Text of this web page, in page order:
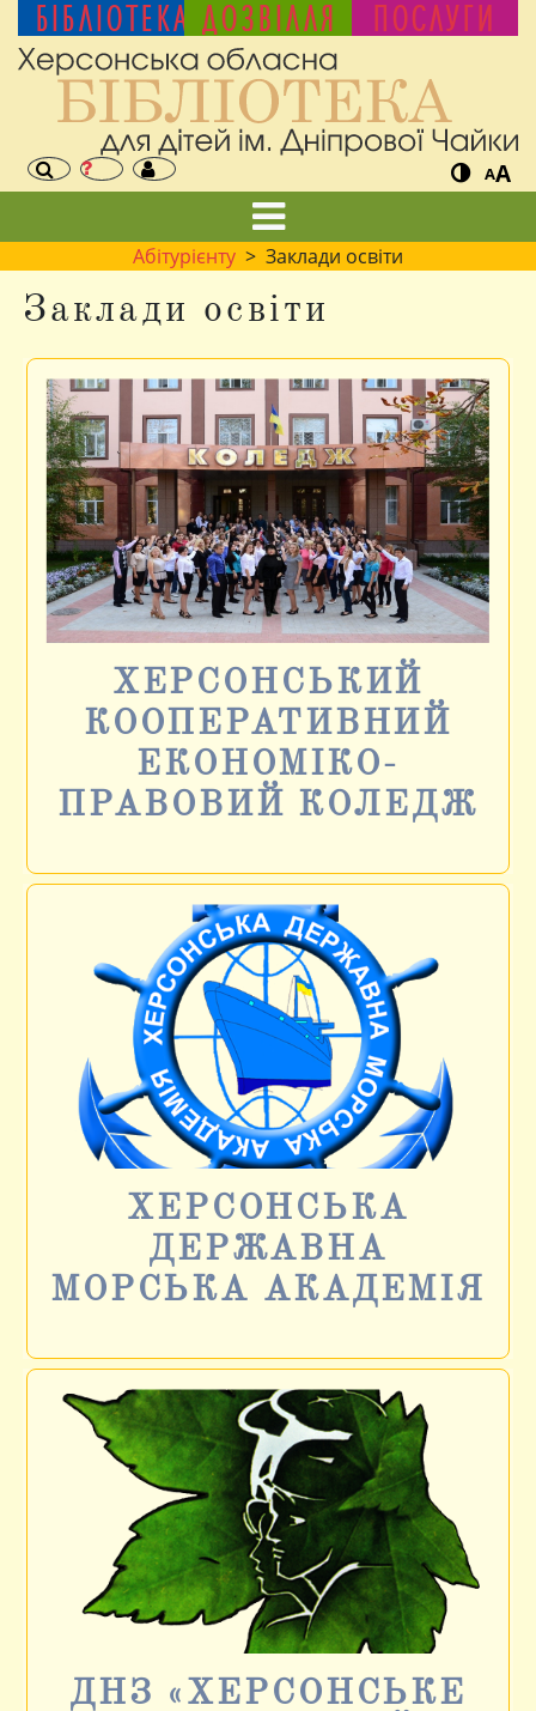
БІБЛІОТЕКА ДОЗВІЛЛЯ ПОСЛУГИ
AA
Абітурієнту > Заклади освіти
Заклади освіти
ХЕРСОНСЬКИЙ
КООПЕРАТИВНИЙ
ЕКОНОМІКО-
ПРАВОВИЙ КОЛЕДЖ
ХЕРСОНСЬКА
ДЕРЖАВНА
МОРСЬКА АКАДЕМІЯ
ДНЗ «ХЕРСОНСЬКЕ